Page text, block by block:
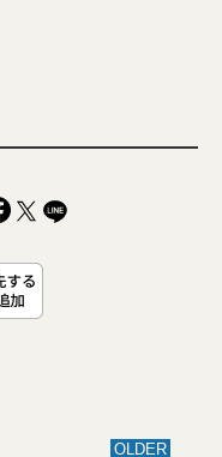
OLDER